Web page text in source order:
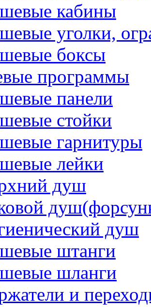
кабины
уголки,
боксы
программы
панели
стойки
гарнитуры
лейки
душ
душ
штанги
шланги
и